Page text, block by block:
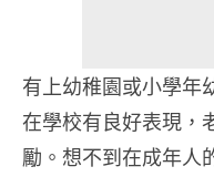
有上幼稚園或小學年
在學校有良好表現，
勵。想不到在成年人